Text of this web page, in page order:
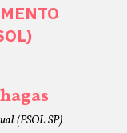
(PSOL SP)